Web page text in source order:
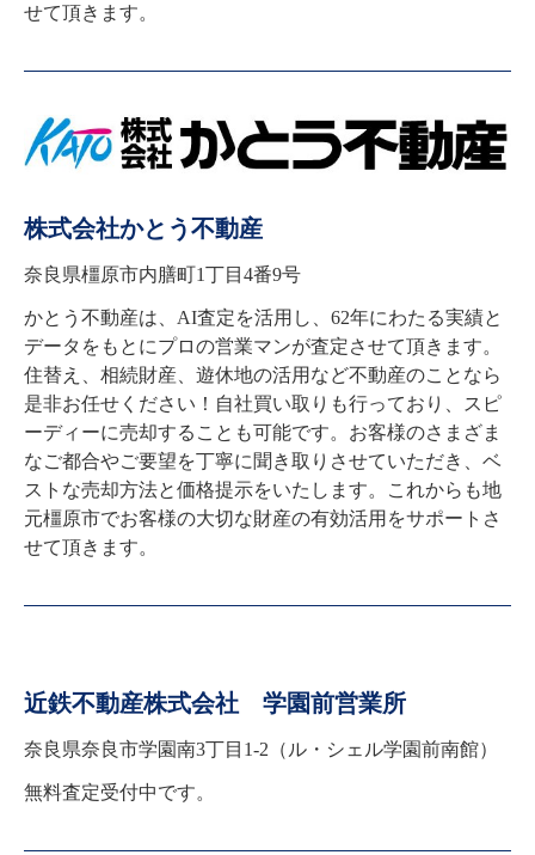
せて頂きます。
株式会社かとう不動産
奈良県橿原市内膳町1丁目4番9号
かとう不動産は、AI査定を活用し、62年にわたる実績と
データをもとにプロの営業マンが査定させて頂きます。
住替え、相続財産、遊休地の活用など不動産のことなら
是非お任せください！自社買い取りも行っており、スピ
ーディーに売却することも可能です。お客様のさまざま
なご都合やご要望を丁寧に聞き取りさせていただき、ベ
ストな売却方法と価格提示をいたします。これからも地
元橿原市でお客様の大切な財産の有効活用をサポートさ
せて頂きます。
近鉄不動産株式会社 学園前営業所
奈良県奈良市学園南3丁目1-2（ル・シェル学園前南館）
無料査定受付中です。